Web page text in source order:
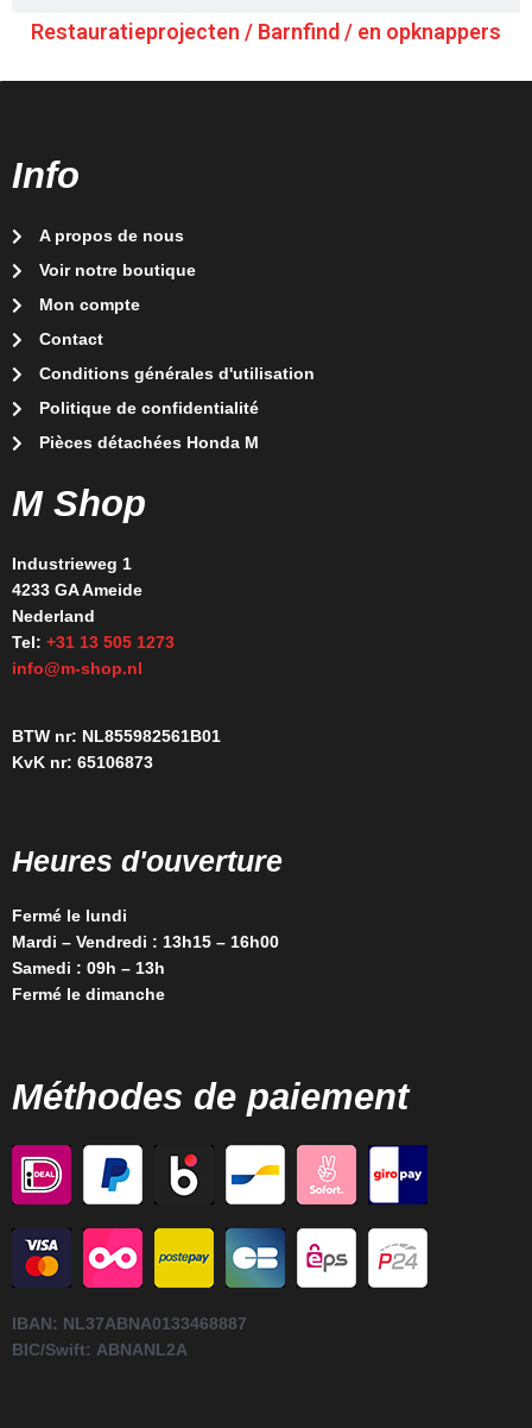
Restauratieprojecten / Barnfind / en opknappers
Info
A propos de nous
Voir notre boutique
Mon compte
Contact
Conditions générales d'utilisation
Politique de confidentialité
Pièces détachées Honda M
M Shop
Industrieweg 1
4233 GA Ameide
Nederland
Tel: +31 13 505 1273
info@m-shop.nl
BTW nr: NL855982561B01
KvK nr: 65106873
Heures d'ouverture
Fermé le lundi
Mardi – Vendredi : 13h15 – 16h00
Samedi : 09h – 13h
Fermé le dimanche
Méthodes de paiement
IBAN: NL37ABNA0133468887
BIC/Swift: ABNANL2A